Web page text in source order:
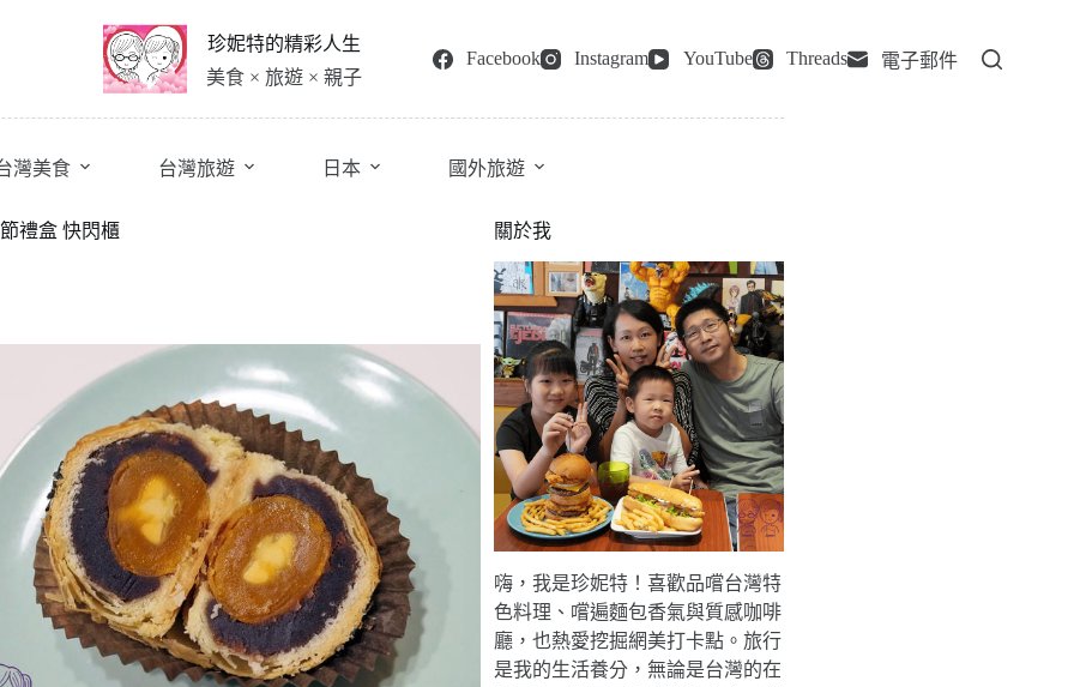
珍妮特的精彩人生
美食 × 旅遊 × 親子
Facebook Instagram YouTube Threads 電子郵件
灣美食 台灣旅遊 日本 國外旅遊
禮盒 快閃櫃 關於我
嗨，我是珍妮特！喜歡品嚐台灣特
色料理、嚐遍麵包香氣與質感咖啡
廳，也熱愛挖掘網美打卡點。旅行
是我的生活養分，無論是台灣的在